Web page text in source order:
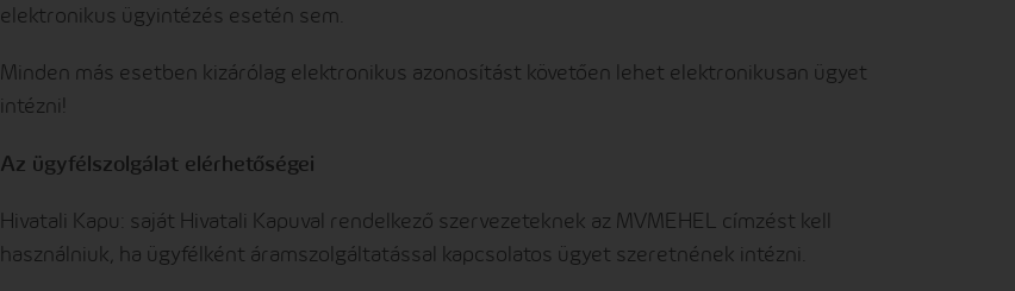
elektronikus ügyintézés esetén sem.
Minden más esetben kizárólag elektronikus azonosítást követően lehet elektronikusan ügyet
intézni!
Az ügyfélszolgálat elérhetőségei
Hivatali Kapu: saját Hivatali Kapuval rendelkező szervezeteknek az MVMEHEL címzést kell
használniuk, ha ügyfélként áramszolgáltatással kapcsolatos ügyet szeretnének intézni.